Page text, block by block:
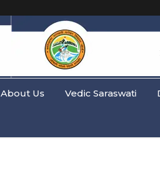
About Us Vedic Saraswati